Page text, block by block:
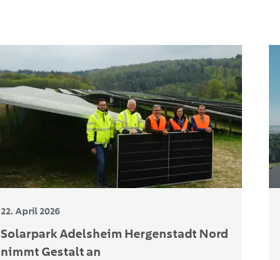
22. April 2026
Solarpark Adelsheim Hergenstadt Nord
nimmt Gestalt an